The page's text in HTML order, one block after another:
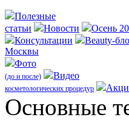
Полезные
статьи
Новости
Осень
Консультации
Beauty-
Москвы
Фото
(до и после) Видео
косметологических процедур
Оcновные